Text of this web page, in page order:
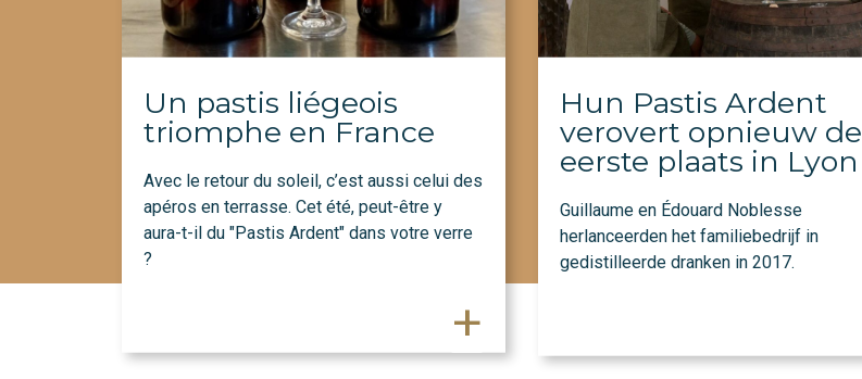
Un pastis liégeois
triomphe en France
Avec le retour du soleil, c’est aussi celui des
apéros en terrasse. Cet été, peut-être y
aura-t-il du "Pastis Ardent" dans votre verre
?
+
Hun Pastis Ardent
verovert opnieuw de
eerste plaats in Lyon
Guillaume en Édouard Noblesse
herlanceerden het familiebedrijf in
gedistilleerde dranken in 2017.